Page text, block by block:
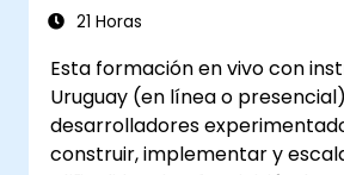
21 Horas
Esta formación en vivo con
Uruguay (en línea o
desarrolladores
construir, implementar y